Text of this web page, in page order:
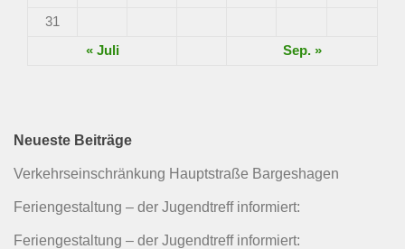
31
« Juli
Sep. »
Neueste Beiträge
Verkehrseinschränkung Hauptstraße Bargeshagen
Feriengestaltung – der Jugendtreff informiert:
Feriengestaltung – der Jugendtreff informiert: